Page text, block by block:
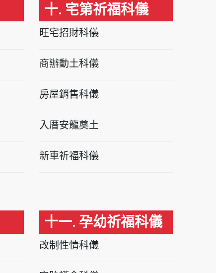
十. 宅第祈福科儀
旺宅招財科儀
商辦動土科儀
房屋銷售科儀
入厝安龍奠土
新車祈福科儀
十一. 孕幼祈福科儀
改制性情科儀